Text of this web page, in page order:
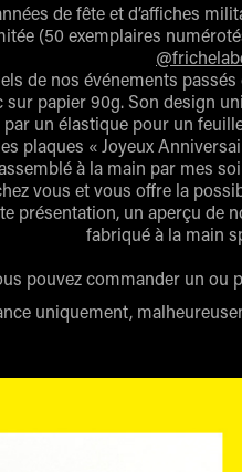
de fête et d’affiches
(50 exemplaires
de nos événements
sur papier 90g. Son design
un élastique pour un
plaques « Joyeux
à la main par mes
vous et vous offre la
présentation, un aperçu de
fabriqué à la main
pouvez commander un ou
uniquement,